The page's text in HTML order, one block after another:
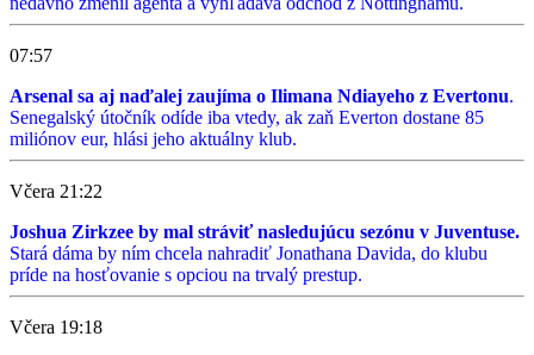
07:57
Arsenal sa aj naďalej zaujíma o Ilimana Ndiayeho z Evertonu.
Senegalský útočník odíde iba vtedy, ak zaň Everton dostane 85
miliónov eur, hlási jeho aktuálny klub.
Včera 21:22
Joshua Zirkzee by mal stráviť nasledujúcu sezónu v Juventuse.
Stará dáma by ním chcela nahradiť Jonathana Davida, do klubu
príde na hosťovanie s opciou na trvalý prestup.
Včera 19:18